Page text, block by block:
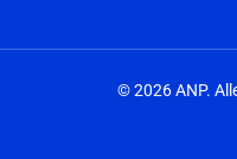
© 2026 ANP.